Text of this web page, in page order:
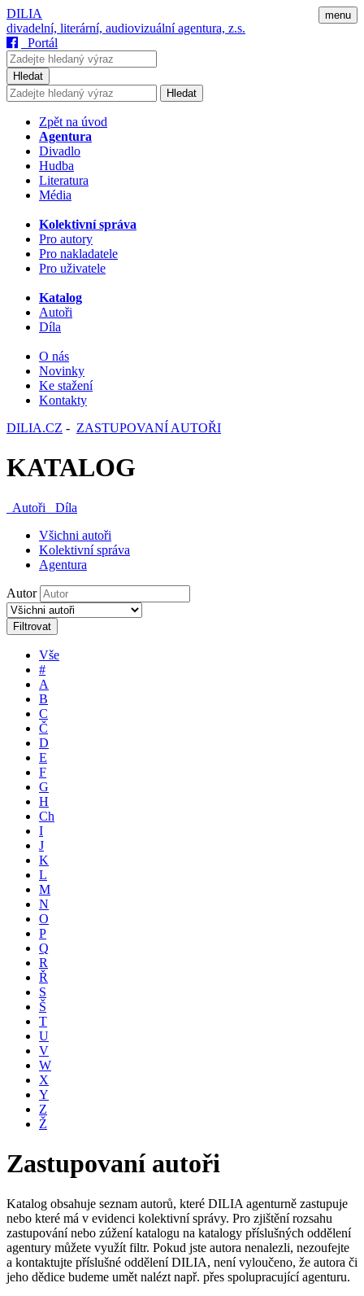
menu
DILIA
divadelní, literární, audiovizuální agentura, z.s.
Portál
Hledat
Hledat
Zpět na úvod
Agentura
Divadlo
Hudba
Literatura
Média
Kolektivní správa
Pro autory
Pro nakladatele
Pro uživatele
Katalog
Autoři
Díla
O nás
Novinky
Ke stažení
Kontakty
DILIA.CZ - ZASTUPOVANÍ AUTOŘI
KATALOG
Autoři
Díla
Všichni autoři
Kolektivní správa
Agentura
Autor
Filtrovat
Vše
#
A
B
C
Č
D
E
F
G
H
Ch
I
J
K
L
M
N
O
P
Q
R
Ř
S
Š
T
U
V
W
X
Y
Z
Ž
Zastupovaní autoři
Katalog obsahuje seznam autorů, které DILIA agenturně zastupuje
nebo které má v evidenci kolektivní správy. Pro zjištění rozsahu
zastupování nebo zúžení katalogu na katalogy příslušných oddělení
agentury můžete využít filtr. Pokud jste autora nenalezli, nezoufejte
a kontaktujte příslušné oddělení DILIA, není vyloučeno, že autora či
jeho dědice budeme umět nalézt např. přes spolupracující agenturu.